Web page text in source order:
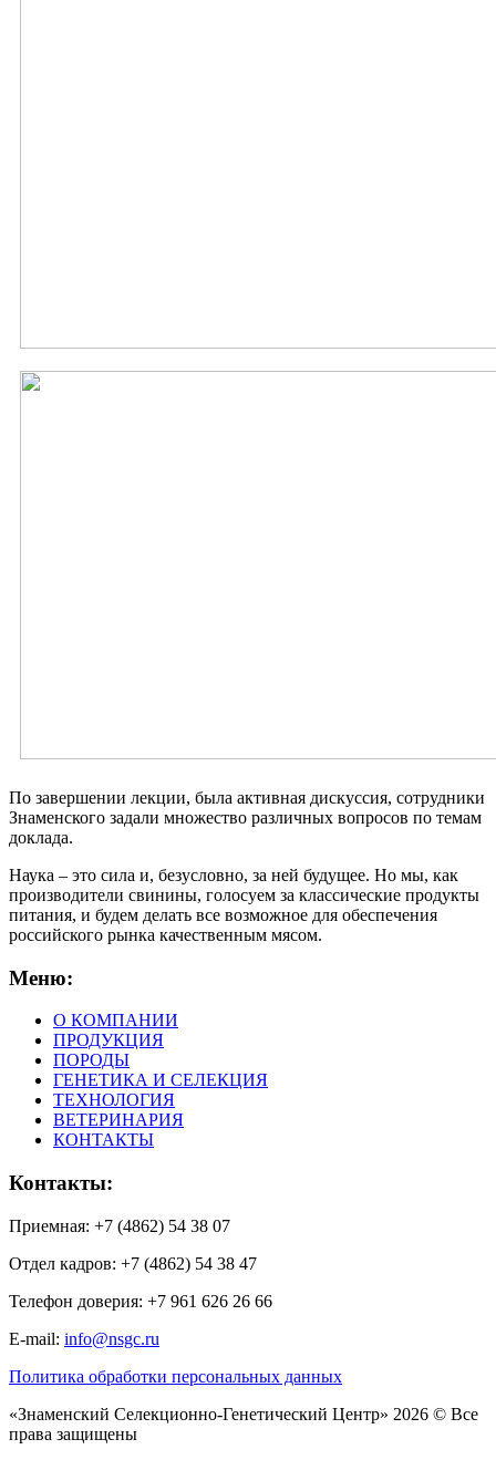
По завершении лекции, была активная дискуссия, сотрудники
Знаменского задали множество различных вопросов по темам
доклада.
Наука – это сила и, безусловно, за ней будущее. Но мы, как
производители свинины, голосуем за классические продукты
питания, и будем делать все возможное для обеспечения
российского рынка качественным мясом.
Меню:
О КОМПАНИИ
ПРОДУКЦИЯ
ПОРОДЫ
ГЕНЕТИКА И СЕЛЕКЦИЯ
ТЕХНОЛОГИЯ
ВЕТЕРИНАРИЯ
КОНТАКТЫ
Контакты:
Приемная: +7 (4862) 54 38 07
Отдел кадров: +7 (4862) 54 38 47
Телефон доверия: +7 961 626 26 66
E-mail: info@nsgc.ru
Политика обработки персональных данных
«Знаменский Селекционно-Генетический Центр» 2026 © Все
права защищены